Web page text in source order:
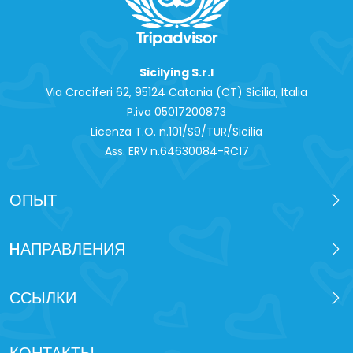
: ночлег в B&B.
отеле 3*б завтраки, 1 экскурсии на выбор.
Пакет ЗОЛОТОЙ: ночлег в B&B, агротуризме или отеле 3
*, полупансион (напитки не включены), 1 экскурсии на
Sicilying S.r.l
Via Crociferi 62, 95124 Catania (CT) Sicilia, Italia
P.iva 0‍5017200873
Licenza T.O. n.101/S9/TUR/Sicilia
Ass. ERV n.64630084-RC17
ОПЫТ
HАПРАВЛЕНИЯ
ССЫЛКИ